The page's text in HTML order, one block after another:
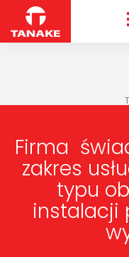
Firma
zakres
typu
instalacji